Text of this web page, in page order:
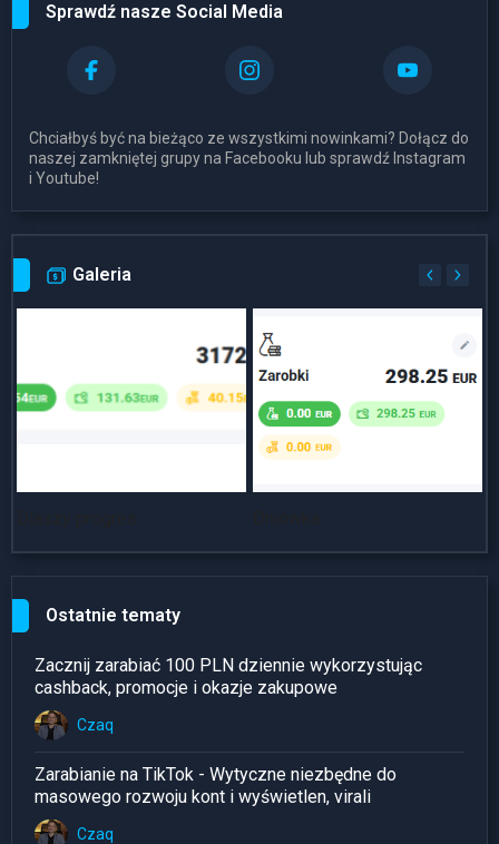
Sprawdź nasze Social Media
Chciałbyś być na bieżąco ze wszystkimi nowinkami? Dołącz do
naszej zamkniętej grupy na Facebooku lub sprawdź Instagram
i Youtube!
Galeria
Ostatnie tematy
Zacznij zarabiać 100 PLN dziennie wykorzystując
cashback, promocje i okazje zakupowe
Czaq
Zarabianie na TikTok - Wytyczne niezbędne do
masowego rozwoju kont i wyświetlen, virali
Czaq